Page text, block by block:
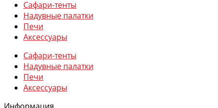
Избранное
Вы смотрели
0
Сафари-тенты
Надувные палатки
Печи
Аксессуары
Сафари-тенты
Надувные палатки
Печи
Аксессуары